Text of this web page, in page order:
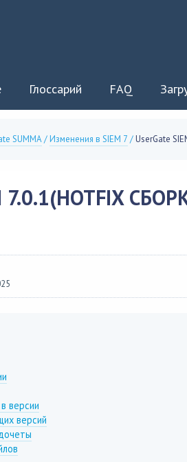
Глоссарий FAQ
SUMMA/Изменения в SIEM 7 /UserGate
7.0.1(HOTFIX
версии
версий